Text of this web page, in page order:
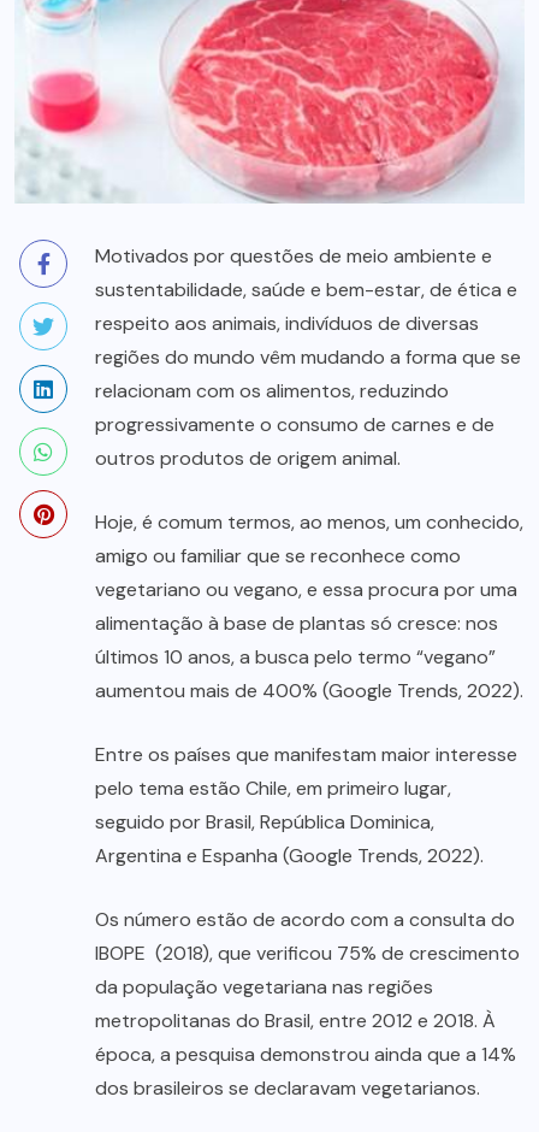
Motivados por questões de meio ambiente e
sustentabilidade, saúde e bem-estar, de ética e
respeito aos animais, indivíduos de diversas
regiões do mundo vêm mudando a forma que se
relacionam com os alimentos, reduzindo
progressivamente o consumo de carnes e de
outros produtos de origem animal.
Hoje, é comum termos, ao menos, um conhecido,
amigo ou familiar que se reconhece como
vegetariano ou vegano, e essa procura por uma
alimentação à base de plantas só cresce: nos
últimos 10 anos, a busca pelo termo “vegano”
aumentou mais de 400% (Google Trends, 2022).
Entre os países que manifestam maior interesse
pelo tema estão Chile, em primeiro lugar,
seguido por Brasil, República Dominica,
Argentina e Espanha (Google Trends, 2022).
Os número estão de acordo com a consulta do
IBOPE (2018), que verificou 75% de crescimento
da população vegetariana nas regiões
metropolitanas do Brasil, entre 2012 e 2018. À
época, a pesquisa demonstrou ainda que a 14%
dos brasileiros se declaravam vegetarianos.